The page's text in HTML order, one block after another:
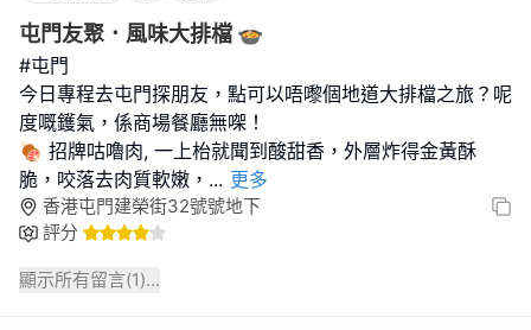
屯門友聚．風味大排檔 🍲
#屯門
今日專程去屯門探朋友，點可以唔嚟個地道大排檔之旅？呢
度嘅鑊氣，係商場餐廳無㗎！
🍖 招牌咕嚕肉, 一上枱就聞到酸甜香，外層炸得金黃酥
脆，咬落去肉質軟嫩， ... 更多
香港屯門建榮街32號號地下
評分
顯示所有留言(1)...